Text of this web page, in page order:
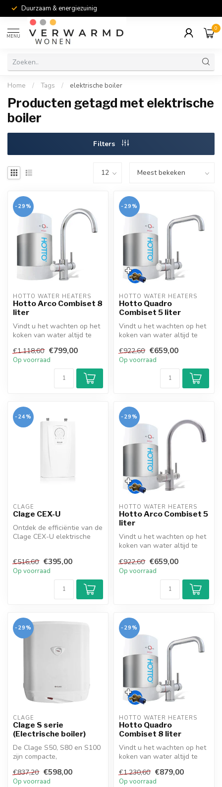
Duurzaam & energiezuinig
MENU
0
Home / Tags / elektrische boiler
Producten getagd met elektrische
boiler
Filters
-29%
HOTTO WATER HEATERS
Hotto Arco Combiset 8
liter
Vindt u het wachten op het
koken van water altijd te
een...
€1.118,60 €799,00
Op voorraad
-29%
HOTTO WATER HEATERS
Hotto Quadro
Combiset 5 liter
Vindt u het wachten op het
koken van water altijd te
een...
€922,60 €659,00
Op voorraad
-24%
CLAGE
Clage CEX-U
Ontdek de efficiëntie van de
Clage CEX-U elektrische
€516,60 €395,00
Op voorraad
-29%
HOTTO WATER HEATERS
Hotto Arco Combiset 5
liter
Vindt u het wachten op het
koken van water altijd te
een...
€922,60 €659,00
Op voorraad
-29%
CLAGE
Clage S serie
(Electrische boiler)
De Clage S50, S80 en S100
zijn compacte,
boilers met ...
€837,20 €598,00
Op voorraad
-29%
HOTTO WATER HEATERS
Hotto Quadro
Combiset 8 liter
Vindt u het wachten op het
koken van water altijd te
een...
€1.230,60 €879,00
Op voorraad